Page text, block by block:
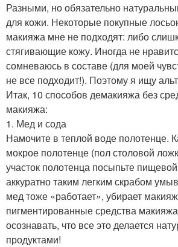
Разными, но обязательно
для кожи. Некоторые покупные
макияжа мне не подходят: либо
стягивающие кожу. Иногда не
сомневаюсь в составе (для моей
не все подходит!). Поэтому я ищу
Итак, 10 способов демакияжа без
макияжа:
1. Мед и сода
Намочите в теплой воде полотенце.
мокрое полотенце (пол столовой
участок полотенца посыпьте
аккуратно таким легким скрабом
мед тоже «работает», убирает
пигментированные средства
осознавать, что все это делается
продуктами!